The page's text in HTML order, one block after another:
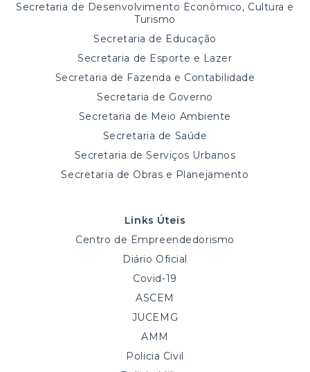
Secretaria de Desenvolvimento Econômico, Cultura e
Turismo
Secretaria de Educação
Secretaria de Esporte e Lazer
Secretaria de Fazenda e Contabilidade
Secretaria de Governo
Secretaria de Meio Ambiente
Secretaria de Saúde
Secretaria de Serviços Urbanos
Secretaria de Obras e Planejamento
Links Úteis
Centro de Empreendedorismo
Diário Oficial
Covid-19
ASCEM
JUCEMG
AMM
Policia Civil